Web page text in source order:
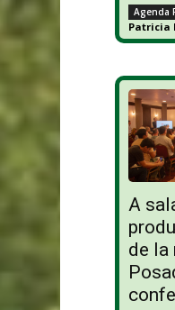
Agenda
Patricia
A
de la